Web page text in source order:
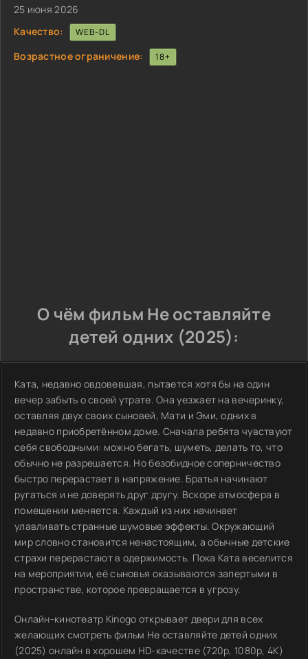
25 июня 2026
Качество:
WEB-DL
Возрастное ограничение: 18+
О чём фильм Не оставляйте
детей одних (2025):
Ката, недавно овдовевшая, пытается хотя бы на один
вечер забыть о своей утрате. Она уезжает на вечеринку,
оставляя двух своих сыновей, Мати и Эми, одних в
недавно приобретённом доме. Сначала ребята чувствуют
себя свободными: можно бегать, шуметь, делать то, что
обычно не разрешается. Но безобидное соперничество
быстро перерастает в напряжение. Братья начинают
ругаться и не доверять друг другу. Вскоре атмосфера в
помещении меняется. Каждый из них начинает
улавливать странные шумовые эффекты. Окружающий
мир словно становится ненастоящим, а обычные детские
страхи перерастают в одержимость. Пока Ката веселится
на мероприятии, её сыновья оказываются запертыми в
пространстве, которое превращается в угрозу.
Онлайн-кинотеатр Kinogo открывает двери для всех
желающих смотреть фильм Не оставляйте детей одних
(2025) онлайн в хорошем HD-качестве (720p, 1080p, 4K)